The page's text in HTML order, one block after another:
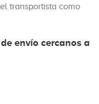
transportista como
envío cercanos a